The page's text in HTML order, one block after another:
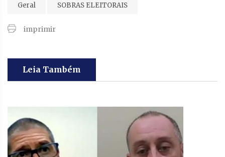
Geral SOBRAS ELEITORAIS
imprimir
Leia Também